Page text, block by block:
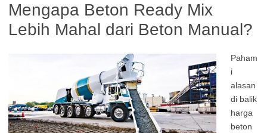
Mengapa Beton Ready Mix
Lebih Mahal dari Beton Manual?
Paham
i
alasan
di balik
harga
beton